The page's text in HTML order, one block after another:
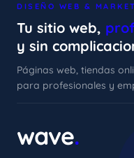
DISEÑO WEB &
Tu sitio web,
y sin
Páginas web, tiendas
para profesionales y
wave.
xImenA